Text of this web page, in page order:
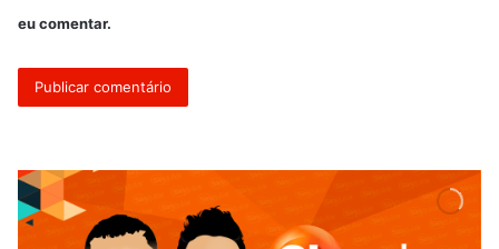
eu comentar.